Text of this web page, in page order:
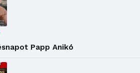
Papp Anikó